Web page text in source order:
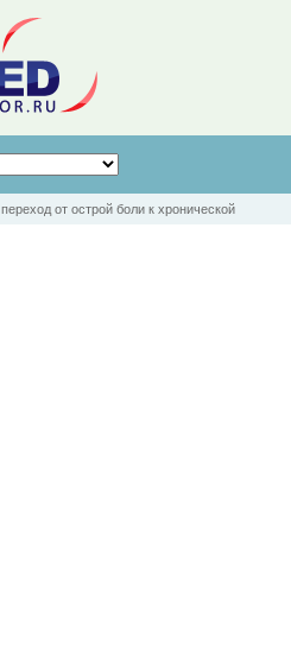
от острой боли к хронической